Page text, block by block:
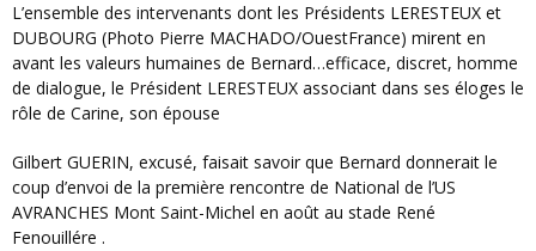
L’ensemble des intervenants dont les Présidents LERESTEUX et
DUBOURG (Photo Pierre MACHADO/OuestFrance) mirent en
avant les valeurs humaines de Bernard…efficace, discret, homme
de dialogue, le Président LERESTEUX associant dans ses éloges le
rôle de Carine, son épouse
Gilbert GUERIN, excusé, faisait savoir que Bernard donnerait le
coup d’envoi de la première rencontre de National de l’US
AVRANCHES Mont Saint-Michel en août au stade René
Fenouillére .